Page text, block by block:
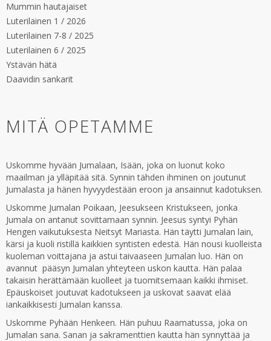
Mummin hautajaiset
Luterilainen 1 / 2026
Luterilainen 7-8 / 2025
Luterilainen 6 / 2025
Ystävän hätä
Daavidin sankarit
MITÄ OPETAMME
Uskomme hyvään Jumalaan, Isään, joka on luonut koko
maailman ja ylläpitää sitä. Synnin tähden ihminen on joutunut
Jumalasta ja hänen hyvyydestään eroon ja ansainnut kadotuksen.
Uskomme Jumalan Poikaan, Jeesukseen Kristukseen, jonka
Jumala on antanut sovittamaan synnin. Jeesus syntyi Pyhän
Hengen vaikutuksesta Neitsyt Mariasta. Hän täytti Jumalan lain,
kärsi ja kuoli ristillä kaikkien syntisten edestä. Hän nousi kuolleista
kuoleman voittajana ja astui taivaaseen Jumalan luo. Hän on
avannut pääsyn Jumalan yhteyteen uskon kautta. Hän palaa
takaisin herättämään kuolleet ja tuomitsemaan kaikki ihmiset.
Epäuskoiset joutuvat kadotukseen ja uskovat saavat elää
iankaikkisesti Jumalan kanssa.
Uskomme Pyhään Henkeen. Hän puhuu Raamatussa, joka on
Jumalan sana. Sanan ja sakramenttien kautta hän synnyttää ja